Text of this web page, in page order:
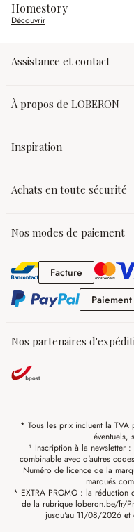
Homestory
Découvrir
Assistance et contact
À propos de LOBERON
Inspiration
Achats en toute sécurité
Nos modes de paiement
FactureFacture
Nos partenaires
* Tous les prix incluent la TVA
éventuels,
¹ Inscription à la newsletter
combinable avec d'autres
Numéro de licence de la
marqués
* EXTRA PROMO : la réduction
de la rubrique loberon.be/fr/
jusqu'au 11/08/2026 et